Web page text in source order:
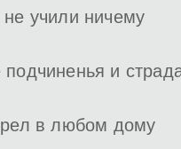
учили ничему
и
в любом дому